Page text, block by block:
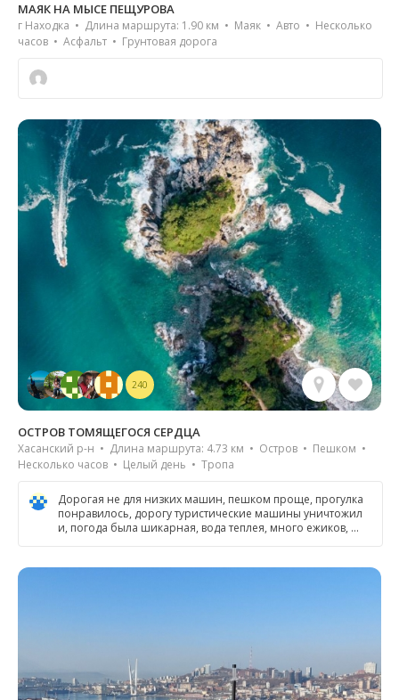
МАЯК НА МЫСЕ ПЕЩУРОВА
г Находка • Длина маршрута: 1.90 км • Маяк • Авто • Несколько
часов • Асфальт • Грунтовая дорога
240
ОСТРОВ ТОМЯЩЕГОСЯ СЕРДЦА
Хасанский р-н • Длина маршрута: 4.73 км • Остров • Пешком •
Несколько часов • Целый день • Тропа
Дорогая не для низких машин, пешком проще, прогулка
понравилось, дорогу туристические машины уничтожил
и, погода была шикарная, вода теплея, много ежиков, …